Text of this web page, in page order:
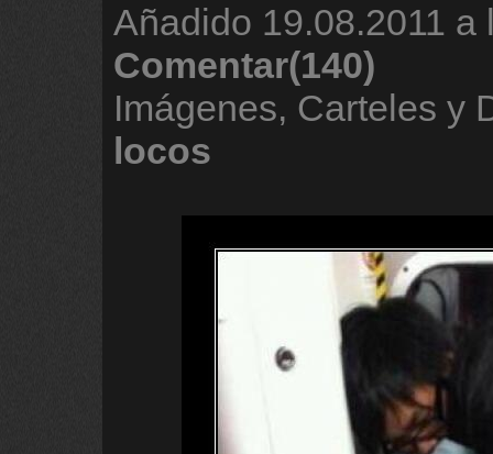
Añadido 19.08.2011 a
Comentar(140)
Imágenes, Carteles y
locos